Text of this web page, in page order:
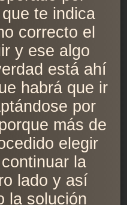
te indica
correcto el
y ese algo
está ahí
habrá que ir
por
más de
elegir
la
lado y así
la solución